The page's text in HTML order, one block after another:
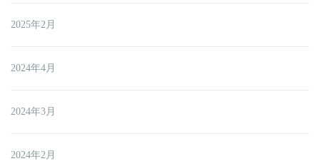
2025年2月
2024年4月
2024年3月
2024年2月